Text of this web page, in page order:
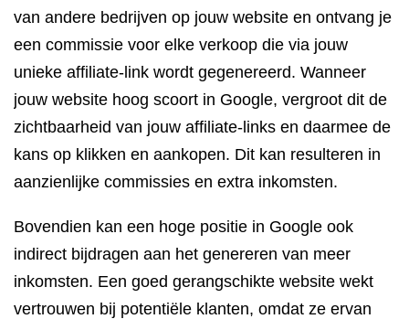
van andere bedrijven op jouw website en ontvang je
een commissie voor elke verkoop die via jouw
unieke affiliate-link wordt gegenereerd. Wanneer
jouw website hoog scoort in Google, vergroot dit de
zichtbaarheid van jouw affiliate-links en daarmee de
kans op klikken en aankopen. Dit kan resulteren in
aanzienlijke commissies en extra inkomsten.
Bovendien kan een hoge positie in Google ook
indirect bijdragen aan het genereren van meer
inkomsten. Een goed gerangschikte website wekt
vertrouwen bij potentiële klanten, omdat ze ervan